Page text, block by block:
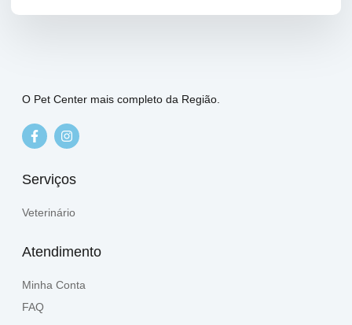
O Pet Center mais completo da Região.
Serviços
Veterinário
Atendimento
Minha Conta
FAQ